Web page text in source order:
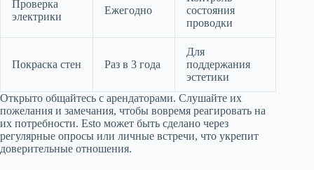
Проверка
электрики
Ежегодно
состояния
проводки
Покраска стен Раз в 3 года
Для
поддержания
эстетики
Открыто общайтесь с арендаторами. Слушайте их
пожелания и замечания, чтобы вовремя реагировать на
их потребности. Esto может быть сделано через
регулярные опросы или личные встречи, что укрепит
доверительные отношения.